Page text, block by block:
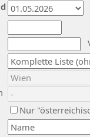
Nur